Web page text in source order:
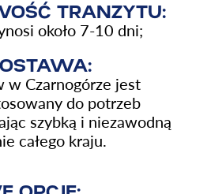
w Czarnogórze jest
do potrzeb
szybką i niezawodną
całego kraju.
TRANZYTU:
około 7-10 dni;
OPCJE: